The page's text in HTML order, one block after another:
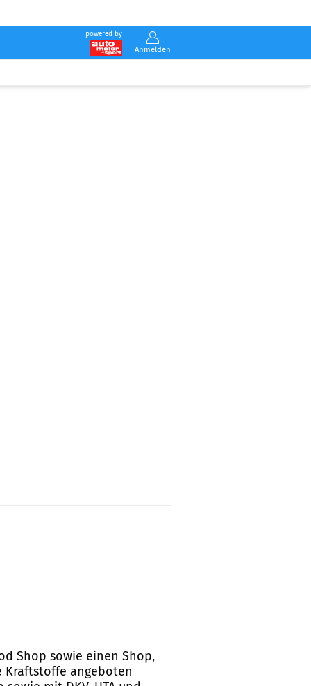
powered by
Anmelden
Shop sowie einen Shop,
Kraftstoffe angeboten